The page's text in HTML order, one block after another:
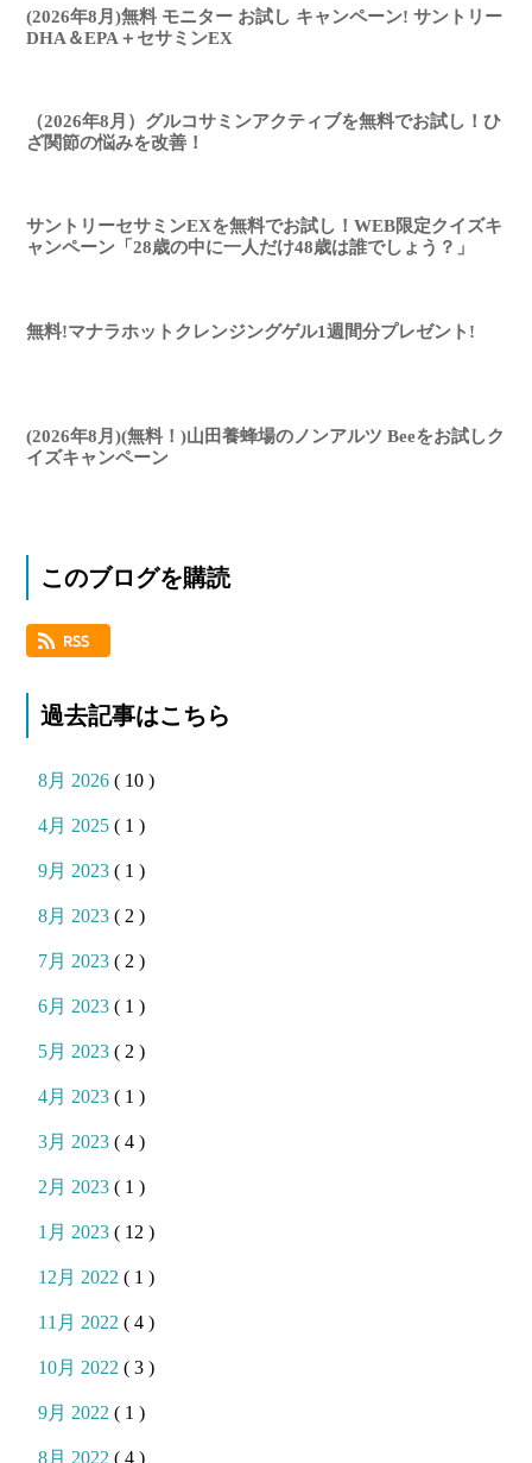
(2026年8月)無料 モニター お試し キャンペーン! サントリー
DHA＆EPA＋セサミンEX
（2026年8月）グルコサミンアクティブを無料でお試し！ひ
ざ関節の悩みを改善！
サントリーセサミンEXを無料でお試し！WEB限定クイズキ
ャンペーン「28歳の中に一人だけ48歳は誰でしょう？」
無料!マナラホットクレンジングゲル1週間分プレゼント!
(2026年8月)(無料！)山田養蜂場のノンアルツ Beeをお試しク
イズキャンペーン
このブログを購読
過去記事はこちら
8月 2026( 10 )
4月 2025( 1 )
9月 2023( 1 )
8月 2023( 2 )
7月 2023( 2 )
6月 2023( 1 )
5月 2023( 2 )
4月 2023( 1 )
3月 2023( 4 )
2月 2023( 1 )
1月 2023( 12 )
12月 2022( 1 )
11月 2022( 4 )
10月 2022( 3 )
9月 2022( 1 )
8月 2022( 4 )